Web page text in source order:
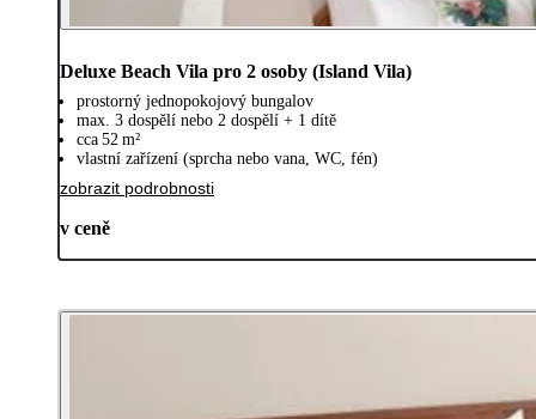
Deluxe Beach Vila pro 2 osoby (Island Vila)
prostorný jednopokojový bungalov
max. 3 dospělí nebo 2 dospělí + 1 dítě
cca 52 m²
vlastní zařízení (sprcha nebo vana, WC, fén)
zobrazit podrobnosti
v ceně